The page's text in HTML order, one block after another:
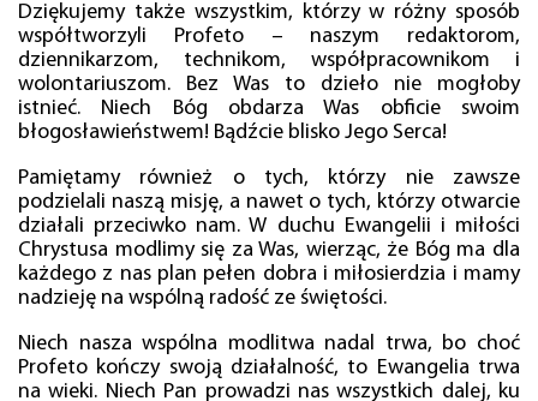
Dziękujemy także wszystkim, którzy w różny sposób
współtworzyli Profeto – naszym redaktorom,
dziennikarzom, technikom, współpracownikom i
wolontariuszom. Bez Was to dzieło nie mogłoby
istnieć. Niech Bóg obdarza Was obficie swoim
błogosławieństwem! Bądźcie blisko Jego Serca!
Pamiętamy również o tych, którzy nie zawsze
podzielali naszą misję, a nawet o tych, którzy otwarcie
działali przeciwko nam. W duchu Ewangelii i miłości
Chrystusa modlimy się za Was, wierząc, że Bóg ma dla
każdego z nas plan pełen dobra i miłosierdzia i mamy
nadzieję na wspólną radość ze świętości.
Niech nasza wspólna modlitwa nadal trwa, bo choć
Profeto kończy swoją działalność, to Ewangelia trwa
na wieki. Niech Pan prowadzi nas wszystkich dalej, ku